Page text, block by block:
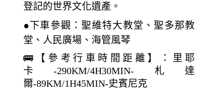
登記的世界文化遺產。
●下車參觀：聖維特大教堂、聖多那教
堂、人民廣場、海管風琴
🚌【參考行車時間距離】：里耶
卡-290KM/4H30MIN-札達
爾-89KM/1H45MIN-史賓尼克